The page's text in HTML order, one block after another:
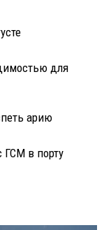
для
арию
ГСМ в порту